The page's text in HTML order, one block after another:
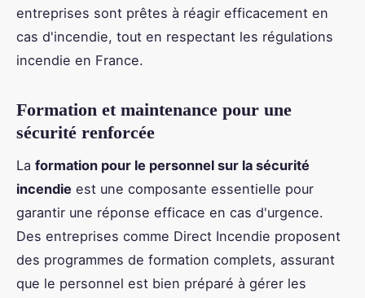
entreprises sont prêtes à réagir efficacement en
cas d'incendie, tout en respectant les régulations
incendie en France.
Formation et maintenance pour une
sécurité renforcée
La formation pour le personnel sur la sécurité
incendie est une composante essentielle pour
garantir une réponse efficace en cas d'urgence.
Des entreprises comme Direct Incendie proposent
des programmes de formation complets, assurant
que le personnel est bien préparé à gérer les